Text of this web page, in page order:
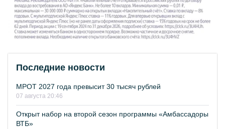
Последние новости
МРОТ 2027 года превысит 30 тысяч рублей
07 августа 20:46
Открыт набор на второй сезон программы «Амбассадоры
ВТБ»